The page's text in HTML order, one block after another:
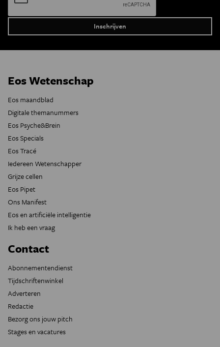
Eos Wetenschap
Eos maandblad
Digitale themanummers
Eos Psyche&Brein
Eos Specials
Eos Tracé
Iedereen Wetenschapper
Grijze cellen
Eos Pipet
Ons Manifest
Eos en artificiële intelligentie
Ik heb een vraag
Contact
Abonnementendienst
Tijdschriftenwinkel
Adverteren
Redactie
Bezorg ons jouw pitch
Stages en vacatures